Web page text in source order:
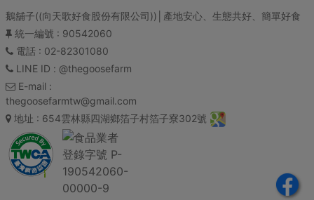
鵝舖子((向天歌好食股份有限公司))│產地安心、生態共好、簡單好食
統一編號 : 90542060
電話: 02-82301080
LINE ID : @thegoosefarm
E-mail :
thegoosefarmtw@gmail.com
地址 : 654雲林縣四湖鄉箔子村箔子寮302號